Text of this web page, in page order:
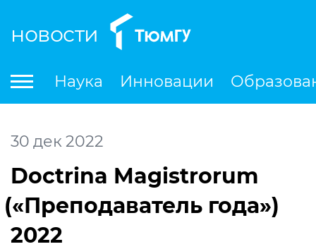
новости
Наука Инновации
Международная деятельность
Doctrina Magistrorum
(«Преподаватель года»)
2022
2022
дек
30